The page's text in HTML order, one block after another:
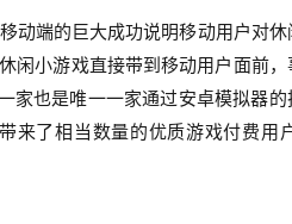
动端的巨大成功说明移动用户对休
闲小游戏直接带到移动用户面前，
家也是唯一一家通过安卓模拟器的
来了相当数量的优质游戏付费用